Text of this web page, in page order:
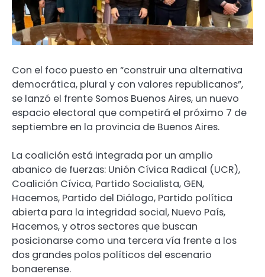
Con el foco puesto en “construir una alternativa
democrática, plural y con valores republicanos”,
se lanzó el frente Somos Buenos Aires, un nuevo
espacio electoral que competirá el próximo 7 de
septiembre en la provincia de Buenos Aires.
La coalición está integrada por un amplio
abanico de fuerzas: Unión Cívica Radical (UCR),
Coalición Cívica, Partido Socialista, GEN,
Hacemos, Partido del Diálogo, Partido política
abierta para la integridad social, Nuevo País,
Hacemos, y otros sectores que buscan
posicionarse como una tercera vía frente a los
dos grandes polos políticos del escenario
bonaerense.